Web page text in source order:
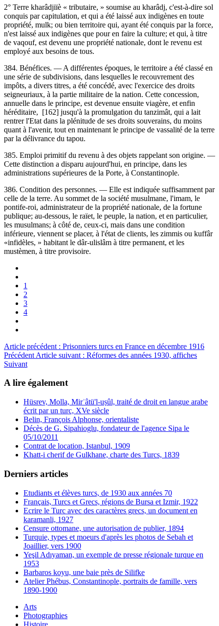
2° Terre kharâdjiïè « tributaire, » soumise au kharâdj, c'est-à-dire sol
conquis par capitulation, et qui a été laissé aux indigènes en toute
propriété, mulk; ou bien territoire qui, ayant été conquis par la force,
n'est laissé aux indigènes que pour en faire la culture; et qui, à titre
de vaqouf, est devenu une propriété nationale, dont le revenu est
employé aux besoins de tous.
384. Bénéfices. — A différentes époques, le territoire a été classé en
une série de subdivisions, dans lesquelles le recouvrement des
impôts, a divers titres, a été concédé, avec l'exercice des droits
seigneuriaux, à la partie militaire de la nation. Cette concession,
annuelle dans le principe, est devenue ensuite viagère, et enfin
héréditaire, [162] jusqu'à la promulgation du tanzimât, qui a lait
rentrer l'Etat dans la plénitude de ses droits souverains, du moins
quant à l'avenir, tout en maintenant le principe de vassalité de la terre
par la délivrance du tapou.
385. Emploi primitif du revenu à des objets rappelant son origine. —
Cette distinction a disparu aujourd'hui, en principe, dans les
administrations supérieures de la Porte, à Constantinople.
386. Condition des personnes. — Elle est indiquée suffisamment par
celle de la terre. Au sommet de la société musulmane, l'imam, le
pontife-roi, administrateur de la propriété nationale, de la fortune
publique; au-dessous, le raïet, le peuple, la nation, et en particulier,
les musulmans; à côté de, ceux-ci, mais dans une condition
inférieure, viennent se placer, à l'état de clients, les zimmis ou kuffâr
«infidèles, » habitant le dâr-ulislâm à titre permanent, et les
mustèmen, à titre provisoire.
1
2
3
4
Article précédent : Prisonniers turcs en France en décembre 1916
Précédent Article suivant : Réformes des années 1930, affiches
Suivant
A lire également
Hüsrev, Molla, Mirʾâtü'l-uṣûl, traité de droit en langue arabe
écrit par un turc, XVe siècle
Belin, François Alphonse, orientaliste
Décès de G. Sipahioglu, fondateur de l'agence Sipa le
05/10/2011
Contrat de location, Istanbul, 1909
Khatt-i cherif de Gulkhane, charte des Turcs, 1839
Derniers articles
Etudiants et élèves turcs, de 1930 aux années 70
Français, Turcs et Grecs, régions de Bursa et Izmir, 1922
Ecrire le Turc avec des caractères grecs, un document en
karamanli, 1927
Censure ottomane, une autorisation de publier, 1894
Turquie, types et moeurs d'après les photos de Sebah et
Joaillier, vers 1900
Yeşil Adıyaman, un exemple de presse régionale turque en
1953
Barbaros koyu, une baie près de Silifke
Atelier Phébus, Constantinople, portraits de famille, vers
1890-1900
Arts
Photographies
Histoire